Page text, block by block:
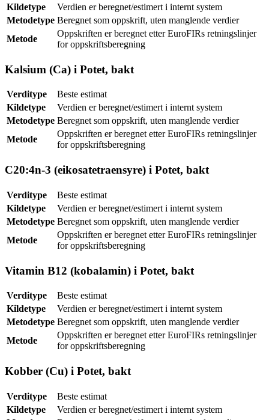
Kildetype
Verdien er beregnet/estimert i internt system
Metodetype Beregnet som oppskrift, uten manglende verdier
Metode
Oppskriften er beregnet etter EuroFIRs retningslinjer
for oppskriftsberegning
Kalsium (Ca) i Potet, bakt
Verditype
Beste estimat
Kildetype
Verdien er beregnet/estimert i internt system
Metodetype Beregnet som oppskrift, uten manglende verdier
Metode
Oppskriften er beregnet etter EuroFIRs retningslinjer
for oppskriftsberegning
C20:4n-3 (eikosatetraensyre) i Potet, bakt
Verditype
Beste estimat
Kildetype
Verdien er beregnet/estimert i internt system
Metodetype Beregnet som oppskrift, uten manglende verdier
Metode
Oppskriften er beregnet etter EuroFIRs retningslinjer
for oppskriftsberegning
Vitamin B12 (kobalamin) i Potet, bakt
Verditype
Beste estimat
Kildetype
Verdien er beregnet/estimert i internt system
Metodetype Beregnet som oppskrift, uten manglende verdier
Metode
Oppskriften er beregnet etter EuroFIRs retningslinjer
for oppskriftsberegning
Kobber (Cu) i Potet, bakt
Verditype
Beste estimat
Kildetype
Verdien er beregnet/estimert i internt system